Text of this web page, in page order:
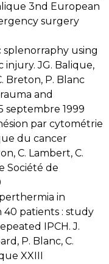
3nd European
surgery
splenorraphy using
injury. JG. Balique,
Breton, P. Blanc
and
septembre 1999
par cytométrie
du cancer
C. Lambert, C.
Société de
in
40 patients : study
IPCH. J.
P. Blanc, C.
XXIII